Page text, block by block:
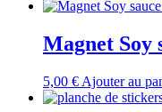
Magnet Soy
5,00 € Ajouter au